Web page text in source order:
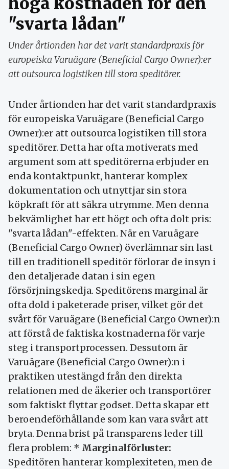
"svarta lådan"
Under årtionden har det varit standardpraxis för
europeiska Varuägare (Beneficial Cargo Owner):er
att outsourca logistiken till stora speditörer.
Under årtionden har det varit standardpraxis
för europeiska Varuägare (Beneficial Cargo
Owner):er att outsourca logistiken till stora
speditörer. Detta har ofta motiverats med
argument som att speditörerna erbjuder en
enda kontaktpunkt, hanterar komplex
dokumentation och utnyttjar sin stora
köpkraft för att säkra utrymme. Men denna
bekvämlighet har ett högt och ofta dolt pris:
"svarta lådan"-effekten. När en Varuägare
(Beneficial Cargo Owner) överlämnar sin last
till en traditionell speditör förlorar de insyn i
den detaljerade datan i sin egen
försörjningskedja. Speditörens marginal är
ofta dold i paketerade priser, vilket gör det
svårt för Varuägare (Beneficial Cargo Owner):n
att förstå de faktiska kostnaderna för varje
steg i transportprocessen. Dessutom är
Varuägare (Beneficial Cargo Owner):n i
praktiken utestängd från den direkta
relationen med de åkerier och transportörer
som faktiskt flyttar godset. Detta skapar ett
beroendeförhållande som kan vara svårt att
bryta. Denna brist på transparens leder till
flera problem: * Marginalförluster:
Speditören hanterar komplexiteten, men de